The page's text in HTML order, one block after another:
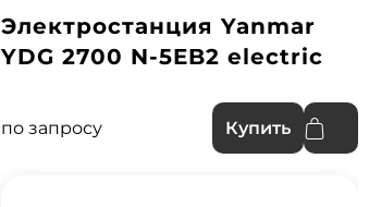
Электростанция Yanmar
YDG 2700 N-5EB2 electric
по запросу Купить